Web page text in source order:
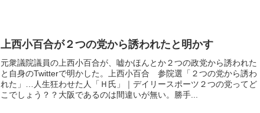
上西小百合が２つの党から誘われたと明かす
元衆議院議員の上西小百合が、嘘かほんとか２つの政党から誘われた
と自身のTwitterで明かした。上西小百合 参院選「２つの党から誘わ
れた」…人生狂わせた人「Ｈ氏」｜デイリースポーツ２つの党ってど
こでしょう？？大阪であるのは間違いが無い。勝手...